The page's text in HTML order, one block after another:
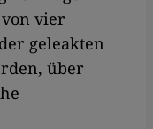
vier
geleakten
über